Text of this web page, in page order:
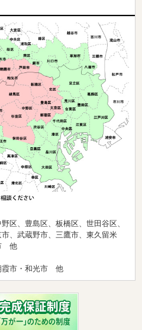
区、豊島区、板橋区、世田谷区、
、武蔵野市、三鷹市、東久留米
他
霞市・和光市 他